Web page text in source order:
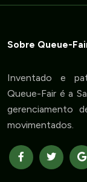
Sobre Queue-
Inventado e
Queue-Fair é a
gerenciamento
movimentados.